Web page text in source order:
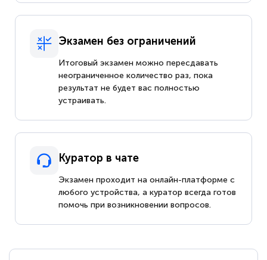
Экзамен без ограничений
Итоговый экзамен можно пересдавать
неограниченное количество раз, пока
результат не будет вас полностью
устраивать.
Куратор в чате
Экзамен проходит на онлайн-платформе с
любого устройства, а куратор всегда готов
помочь при возникновении вопросов.